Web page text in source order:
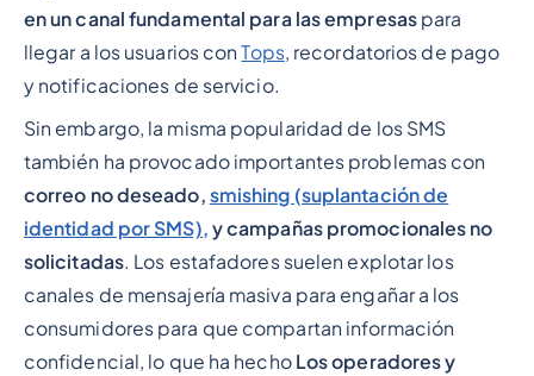
en un canal fundamental para las empresaspara
llegar a los usuarios conTops, recordatorios de pago
y notificaciones de servicio.
Sin embargo, la misma popularidad de los SMS
también ha provocado importantes problemas con
correo no deseado, smishing (suplantación de
identidad por SMS), y campañas promocionales no
solicitadas. Los estafadores suelen explotar los
canales de mensajería masiva para engañar a los
consumidores para que compartan información
confidencial, lo que ha hecho Los operadores y